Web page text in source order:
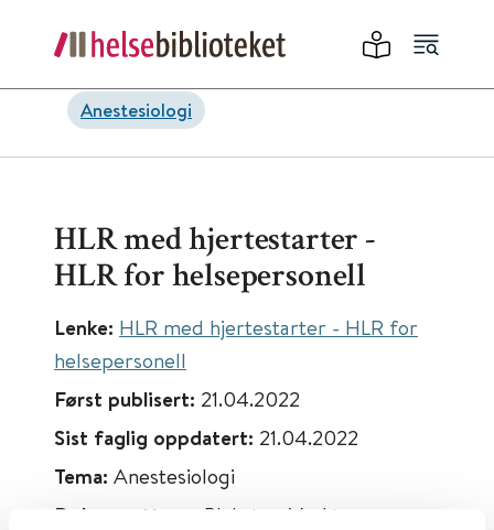
Anestesiologi
HLR med hjertestarter -
HLR for helsepersonell
Lenke: HLR med hjertestarter - HLR for
helsepersonell
Først publisert: 21.04.2022
Sist faglig oppdatert: 21.04.2022
Tema: Anestesiologi
Dokumenttype: Plakater, Verktøy